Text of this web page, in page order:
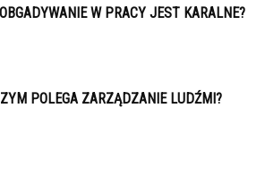
W PRACY JEST KARALNE?
POLEGA ZARZĄDZANIE LUDŹMI?